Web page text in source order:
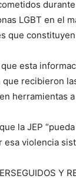
LGBT en el
que
que esta
recibieron
herramientas
la JEP
esa violencia
Y